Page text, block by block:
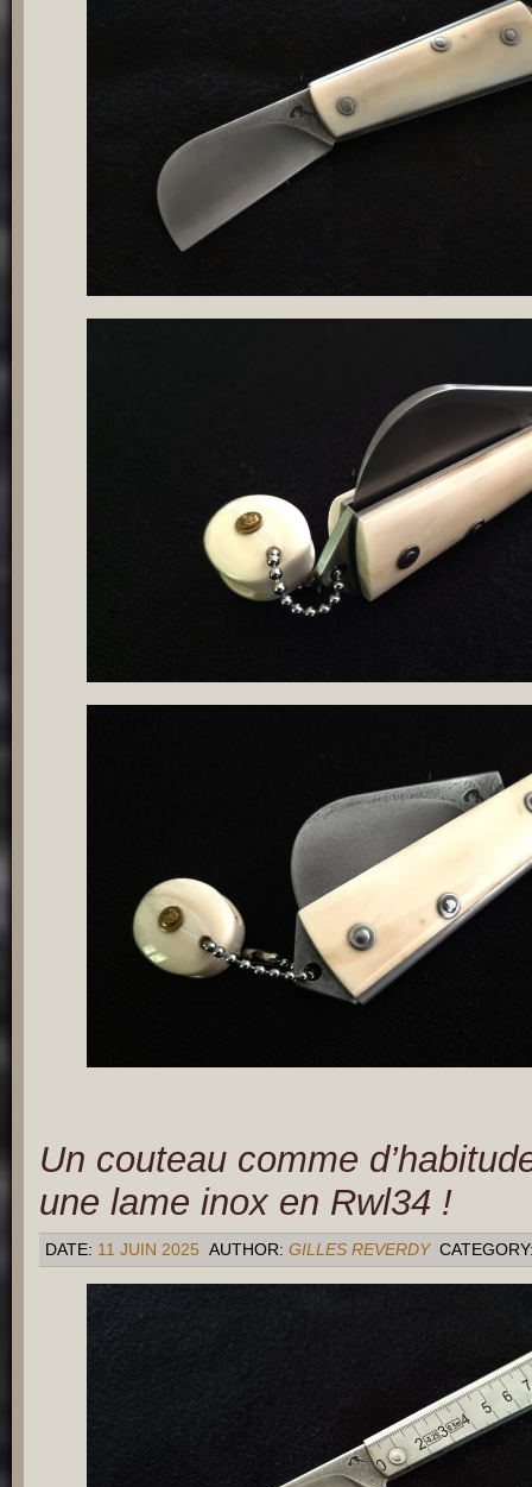
Un couteau comme
une lame inox en Rwl34 !
DATE: 11 JUIN 2025 AUTHOR: GILLES REVERDY